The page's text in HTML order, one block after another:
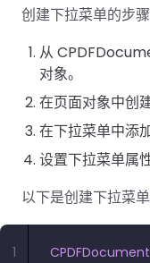
创建下拉菜单的步骤
从
对象。
在页面对象中创
在下拉菜单中添
设置下拉菜单属性
以下是创建下拉菜单
CPDFDocument
1